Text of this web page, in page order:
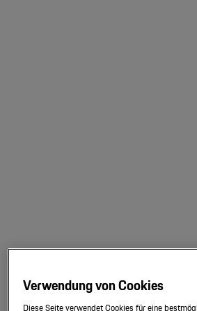
Verwendung von Cookies